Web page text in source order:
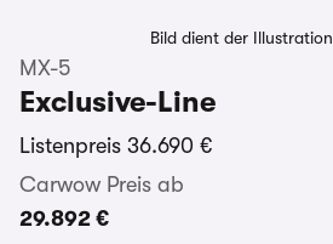
Bild dient der Illustration
MX-5
Exclusive-Line
Listenpreis 36.690 €
Carwow Preis ab
29.892 €